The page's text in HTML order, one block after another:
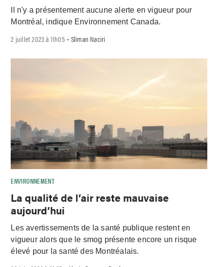
Il n'y a présentement aucune alerte en vigueur pour
Montréal, indique Environnement Canada.
2 juillet 2023 à 11h05- Sliman Naciri
ENVIRONNEMENT
La qualité de l’air reste mauvaise
aujourd’hui
Les avertissements de la santé publique restent en
vigueur alors que le smog présente encore un risque
élevé pour la santé des Montréalais.